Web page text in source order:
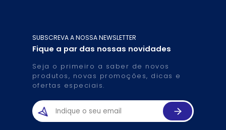
SUBSCREVA A NOSSA NEWSLETTER
Fique a par das nossas novidades
Seja o primeiro a saber de novos
produtos, novas promoções, dicas e
ofertas especiais.